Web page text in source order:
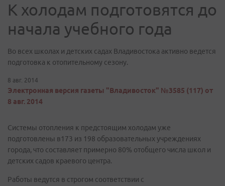
К холодам подготовятся до
начала учебного года
Во всех школах и детских садах Владивостока активно ведется
подготовка к отопительному сезону.
8 авг. 2014
Электронная версия газеты "Владивосток" №3585 (117) от
8 авг. 2014
Системы отопления к предстоящим холодам уже
подготовлены в173 из 198 образовательных учреждениях
города, что составляет примерно 80% отобщего числа школ и
детских садов краевого центра.
Работы ведутся в строгом соответствии с